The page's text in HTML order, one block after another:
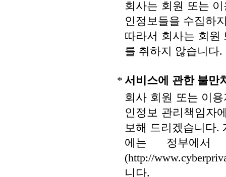
회사는 회원 또는
인정보들을 수집하
따라서 회사는 회원
를 취하지 않습니다.
* 서비스에 관한 불만
회사 회원 또는 이
인정보 관리책임자
보해 드리겠습니다.
에는 정부에서
(http://
니다.